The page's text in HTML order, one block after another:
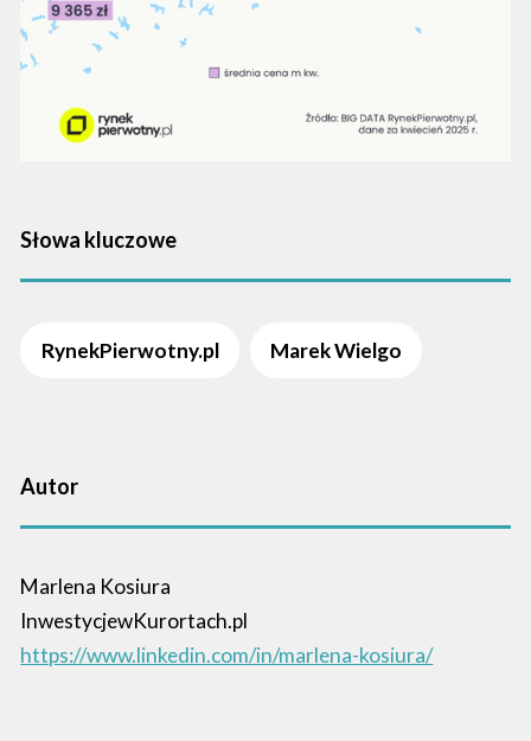
Słowa kluczowe
RynekPierwotny.pl Marek Wielgo
Autor
Marlena Kosiura
InwestycjewKurortach.pl
https://www.linkedin.com/in/marlena-kosiura/